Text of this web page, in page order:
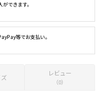
できます。
等でお支払い。
レビュー
（0）